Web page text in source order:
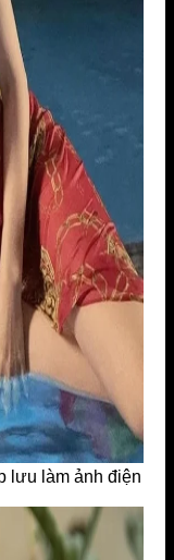
lưu làm ảnh điện